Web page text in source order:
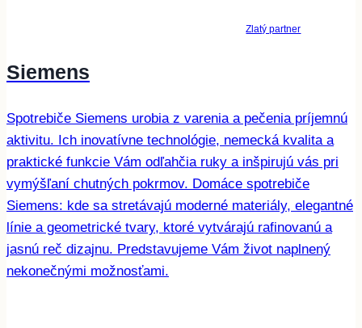
Zlatý partner
Siemens
Spotrebiče Siemens urobia z varenia a pečenia príjemnú
aktivitu. Ich inovatívne technológie, nemecká kvalita a
praktické funkcie Vám odľahčia ruky a inšpirujú vás pri
vymýšľaní chutných pokrmov. Domáce spotrebiče
Siemens: kde sa stretávajú moderné materiály, elegantné
línie a geometrické tvary, ktoré vytvárajú rafinovanú a
jasnú reč dizajnu. Predstavujeme Vám život naplnený
nekonečnými možnosťami.